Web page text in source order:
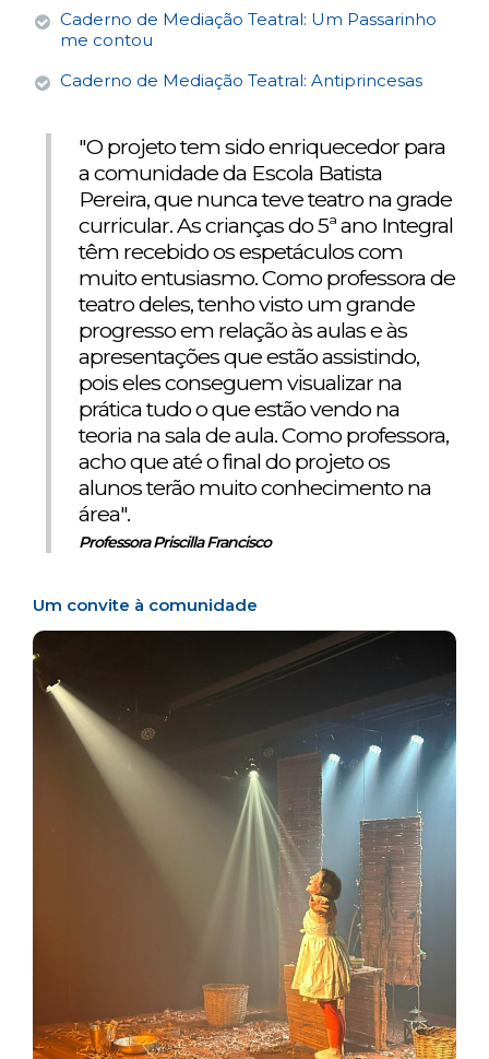
Caderno de Mediação Teatral: Um Passarinho
me contou
Caderno de Mediação Teatral: Antiprincesas
"O projeto tem sido enriquecedor para
a comunidade da Escola Batista
Pereira, que nunca teve teatro na grade
curricular. As crianças do 5ª ano Integral
têm recebido os espetáculos com
muito entusiasmo. Como professora de
teatro deles, tenho visto um grande
progresso em relação às aulas e às
apresentações que estão assistindo,
pois eles conseguem visualizar na
prática tudo o que estão vendo na
teoria na sala de aula. Como professora,
acho que até o final do projeto os
alunos terão muito conhecimento na
área".
Professora Priscilla Francisco
Um convite à comunidade